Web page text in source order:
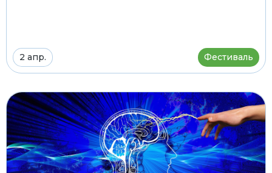
2 апр. Фестиваль